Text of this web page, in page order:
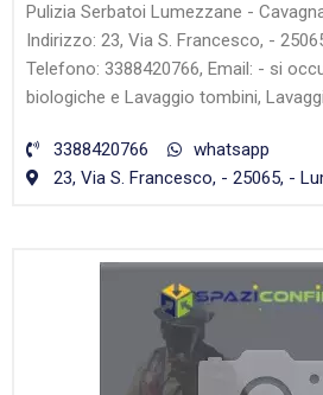
Pulizia Serbatoi Lumezzane -
Indirizzo: 23, Via S. Francesco, -
Telefono: 3388420766, Email: - si
biologiche e Lavaggio tombini,
3388420766
whatsapp
23, Via S. Francesco, - 25065, -